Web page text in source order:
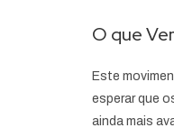
O que
Este
esperar que
ainda mais